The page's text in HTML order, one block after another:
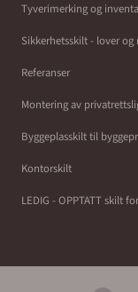
Tyverimerking og
Sikkerhetsskilt - lover og
Referanser
Montering av
Byggeplasskilt til
Kontorskilt
LEDIG - OPPTATT skilt